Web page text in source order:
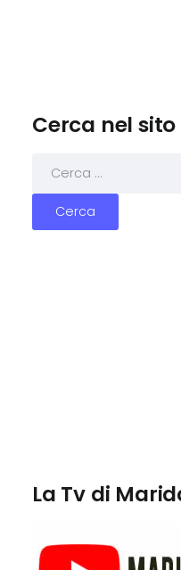
Cerca nel sito
La Tv di